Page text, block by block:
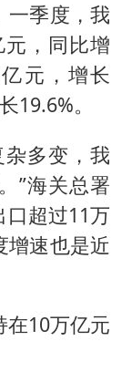
一季度，我
，同比增
元，增长
19.6%。
多变，我
”海关总署
超过11万
增速也是近
在10万亿元